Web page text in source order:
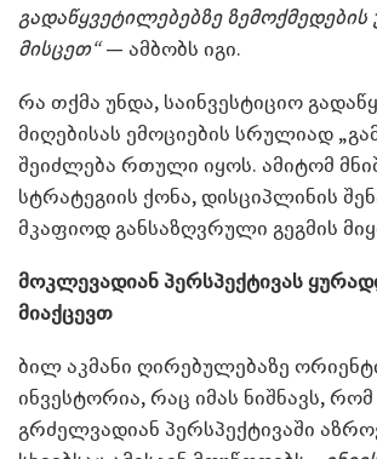
გადაწყვეტილებებზე
მისცეთ“— ამბობს იგი.
რა თქმა უნდა, საინვესტიციო
მიღებისას ემოციების სრულიად
შეიძლება რთული იყოს. ამიტომ
სტრატეგიის ქონა, დისციპლინის
მკაფიოდ განსაზღვრული გეგმის
მოკლევადიან პერსპექტივას
მიაქცევთ
ბილ აკმანი ღირებულებაზე
ინვესტორია, რაც იმას ნიშნავს, რომ
გრძელვადიან პერსპექტივაში